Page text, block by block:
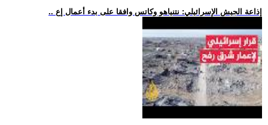
.. إذاعة الجيش الإسرائيلي: نتنياهو وكاتس وافقا على بدء أعمال إع